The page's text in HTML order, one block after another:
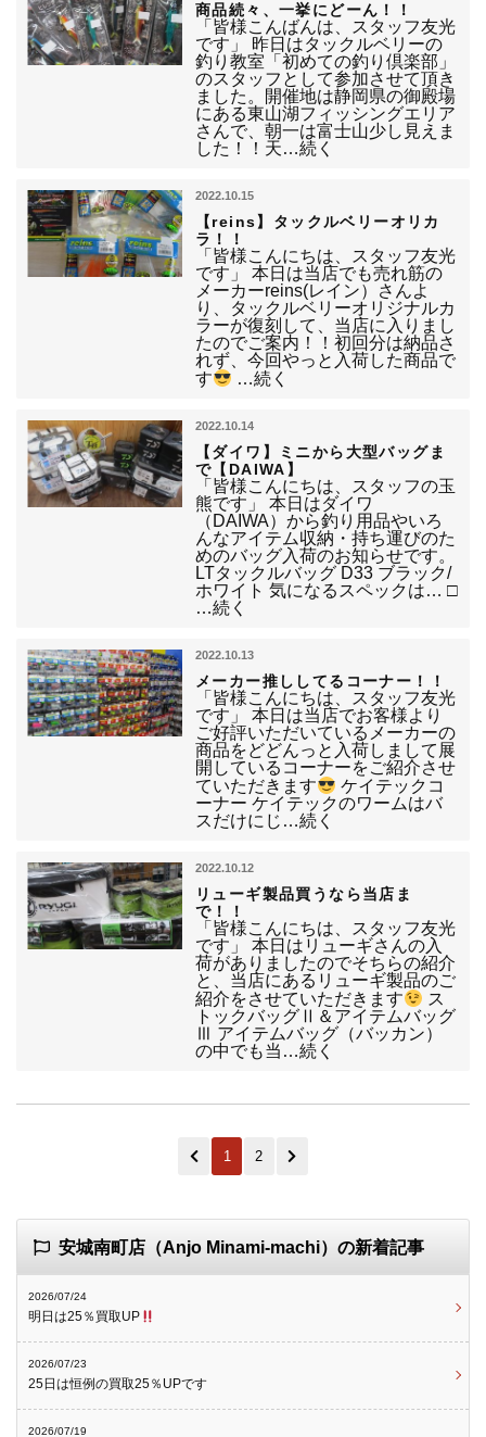
商品続々、一挙にどーん！！
「皆様こんばんは、スタッフ友光
です」 昨日はタックルベリーの
釣り教室「初めての釣り倶楽部」
のスタッフとして参加させて頂き
ました。開催地は静岡県の御殿場
にある東山湖フィッシングエリア
さんで、朝一は富士山少し見えま
した！！天…続く
2022.10.15
【reins】タックルベリーオリカ
ラ！！
「皆様こんにちは、スタッフ友光
です」 本日は当店でも売れ筋の
メーカーreins(レイン）さんよ
り、タックルベリーオリジナルカ
ラーが復刻して、当店に入りまし
たのでご案内！！初回分は納品さ
れず、今回やっと入荷した商品で
す
…続く
2022.10.14
【ダイワ】ミニから大型バッグま
で【DAIWA】
「皆様こんにちは、スタッフの玉
熊です」 本日はダイワ
（DAIWA）から釣り用品やいろ
んなアイテム収納・持ち運びのた
めのバッグ入荷のお知らせです。
LTタックルバッグ D33 ブラック/
ホワイト 気になるスペックは… □
…続く
2022.10.13
メーカー推ししてるコーナー！！
「皆様こんにちは、スタッフ友光
です」 本日は当店でお客様より
ご好評いただいているメーカーの
商品をどどんっと入荷しまして展
開しているコーナーをご紹介させ
ていただきます
ケイテックコ
ーナー ケイテックのワームはバ
スだけにじ…続く
2022.10.12
リューギ製品買うなら当店ま
で！！
「皆様こんにちは、スタッフ友光
です」 本日はリューギさんの入
荷がありましたのでそちらの紹介
と、当店にあるリューギ製品のご
紹介をさせていただきます
ス
トックバッグⅡ＆アイテムバッグ
Ⅲ アイテムバッグ（バッカン）
の中でも当…続く
1 2
安城南町店（Anjo Minami-machi）の新着記事
2026/07/24
明日は25％買取UP
2026/07/23
25日は恒例の買取25％UPです
2026/07/19